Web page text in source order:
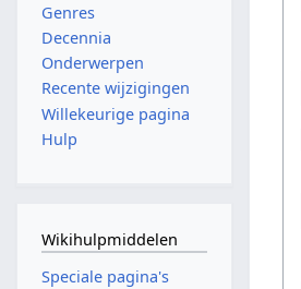
Genres
Decennia
Onderwerpen
Recente wijzigingen
Willekeurige pagina
Hulp
Wikihulpmiddelen
Speciale pagina's